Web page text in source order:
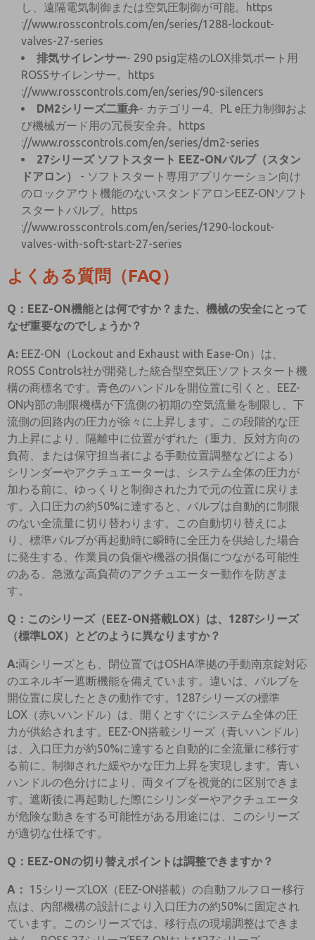
し、遠隔電気制御または空気圧制御が可能。https
://www.rosscontrols.com/en/series/1288-lockout-
valves-27-series
排気サイレンサー- 290 psig定格のLOX排気ポート用
ROSSサイレンサー。https
://www.rosscontrols.com/en/series/90-silencers
DM2シリーズ二重弁- カテゴリー4、PL e圧力制御およ
び機械ガード用の冗長安全弁。https
://www.rosscontrols.com/en/series/dm2-series
27シリーズ ソフトスタート EEZ-ONバルブ（スタン
ドアロン）
- ソフトスタート専用アプリケーション向け
のロックアウト機能のないスタンドアロンEEZ-ONソフト
スタートバルブ。https
://www.rosscontrols.com/en/series/1290-lockout-
valves-with-soft-start-27-series
よくある質問（FAQ）
Q：EEZ-ON機能とは何ですか？また、機械の安全にとって
なぜ重要なのでしょうか？
A: EEZ-ON（Lockout and Exhaust with Ease-On）は、
ROSS Controls社が開発した統合型空気圧ソフトスタート機
構の商標名です。青色のハンドルを開位置に引くと、EEZ-
ON内部の制限機構が下流側の初期の空気流量を制限し、下
流側の回路内の圧力が徐々に上昇します。この段階的な圧
力上昇により、隔離中に位置がずれた（重力、反対方向の
負荷、または保守担当者による手動位置調整などによる）
シリンダーやアクチュエーターは、システム全体の圧力が
加わる前に、ゆっくりと制御された力で元の位置に戻りま
す。入口圧力の約50%に達すると、バルブは自動的に制限
のない全流量に切り替わります。この自動切り替えによ
り、標準バルブが再起動時に瞬時に全圧力を供給した場合
に発生する、作業員の負傷や機器の損傷につながる可能性
のある、急激な高負荷のアクチュエーター動作を防ぎま
す。
Q：このシリーズ（EEZ-ON搭載LOX）は、1287シリーズ
（標準LOX）とどのように異なりますか？
A:両シリーズとも、閉位置ではOSHA準拠の手動南京錠対応
のエネルギー遮断機能を備えています。違いは、バルブを
開位置に戻したときの動作です。1287シリーズの標準
LOX（赤いハンドル）は、開くとすぐにシステム全体の圧
力が供給されます。EEZ-ON搭載シリーズ（青いハンドル）
は、入口圧力が約50%に達すると自動的に全流量に移行す
る前に、制御された緩やかな圧力上昇を実現します。青い
ハンドルの色分けにより、両タイプを視覚的に区別できま
す。遮断後に再起動した際にシリンダーやアクチュエータ
が危険な動きをする可能性がある用途には、このシリーズ
が適切な仕様です。
Q：EEZ-ONの切り替えポイントは調整できますか？
A：
15シリーズLOX（EEZ-ON搭載）の自動フルフロー移行
点は、内部機構の設計により入口圧力の約50%に固定され
ています。このシリーズでは、移行点の現場調整はできま